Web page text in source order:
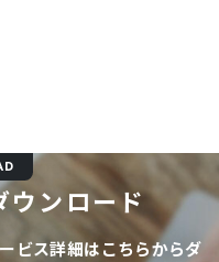
ウンロード
ビス詳細はこちらからダ